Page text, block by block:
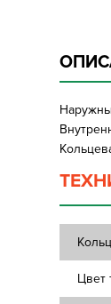
Цвет